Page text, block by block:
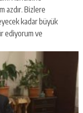
azdır. Bizlere
kadar büyük
ediyorum ve